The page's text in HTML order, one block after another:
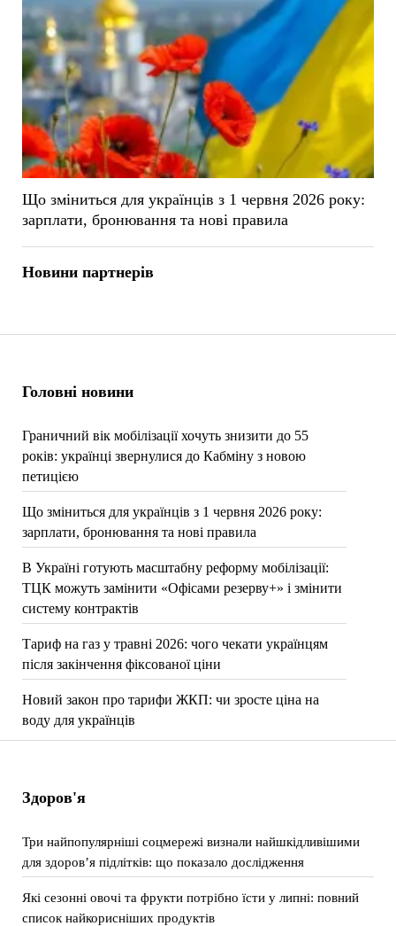
Головні новини
Граничний вік мобілізації хочуть знизити до 55
років: українці звернулися до Кабміну з новою
петицією
Що зміниться для українців з 1 червня 2026 року:
зарплати, бронювання та нові правила
В Україні готують масштабну реформу мобілізації:
ТЦК можуть замінити «Офісами резерву+» і змінити
систему контрактів
Тариф на газ у травні 2026: чого чекати українцям
після закінчення фіксованої ціни
Новий закон про тарифи ЖКП: чи зросте ціна на
воду для українців
Що зміниться для українців з 1 червня 2026 року:
зарплати, бронювання та нові правила
Новини партнерів
Здоров'я
Три найпопулярніші соцмережі визнали найшкідливішими
для здоров’я підлітків: що показало дослідження
Які сезонні овочі та фрукти потрібно їсти у липні: повний
список найкорисніших продуктів